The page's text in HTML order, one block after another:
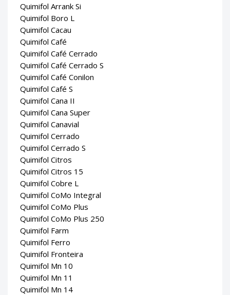
Quimifol Arrank Si
Quimifol Boro L
Quimifol Cacau
Quimifol Café
Quimifol Café Cerrado
Quimifol Café Cerrado S
Quimifol Café Conilon
Quimifol Café S
Quimifol Cana II
Quimifol Cana Super
Quimifol Canavial
Quimifol Cerrado
Quimifol Cerrado S
Quimifol Citros
Quimifol Citros 15
Quimifol Cobre L
Quimifol CoMo Integral
Quimifol CoMo Plus
Quimifol CoMo Plus 250
Quimifol Farm
Quimifol Ferro
Quimifol Fronteira
Quimifol Mn 10
Quimifol Mn 11
Quimifol Mn 14